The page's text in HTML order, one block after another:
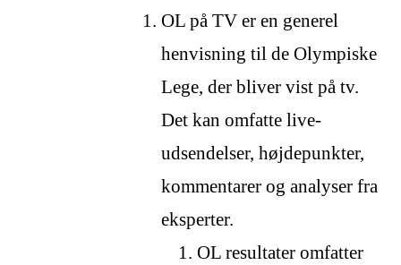
OL på TV er en generel
henvisning til de Olympiske
Lege, der bliver vist på tv.
Det kan omfatte live-
udsendelser, højdepunkter,
kommentarer og analyser fra
eksperter.
OL resultater omfatter